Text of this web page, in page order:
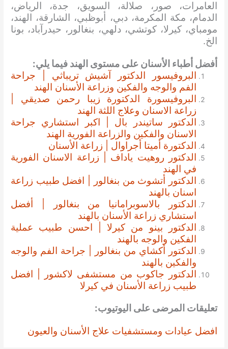
العامرات، صور، صلالة، السويق، جدة، الرياض،
الدمام، مكة المكرمة، دبي، أبوظبي، الشارقة، الهند،
مومباي، كيرلا، كوتشي، دلهي، بنغالور، حيدرآباد، بونا
الخ.
أفضل أطباء الأسنان على مستوى الهند فيما يلي:
البروفيسور الدكتور آشيش تريباثي | جراحة
الفم والوجه والفكين وزراعة الأسنان الهند
البروفيسورة الدكتورة زيبا رحمن صديقي |
زراعة الاسنان وعلاج اللثة الهند
الدكتور ساتيندر بال | اكبر استشاري جراحة
الاسنان والفكين والزراعة الفورية الهند
الدكتورة أميتا أجراوال | زراعة الأسنان
الدكتور روهيت ياداف | زراعة الاسنان الفورية
في الهند
الدكتور أتشوث من بنغالور | افضل طبيب زراعة
اسنان بالهند
الدكتور بالاسوبرامانيا من بنغالور | أفضل
استشاري زراعة الأسنان بالهند
الدكتور بينو من كيرلا | احسن طبيب عملية
الفكين والوجه بالهند
الدكتور أكشاي من بنغالور | جراحة الفم والوجه
والفكين بالهند
الدكتور جاكوب من مستشفى لاكشور | افضل
طبيب زراعة الأسنان في كيرلا
تعليقات المرضى على اليوتيوب:
افضل عيادات ومستشفيات علاج الأسنان والعيون